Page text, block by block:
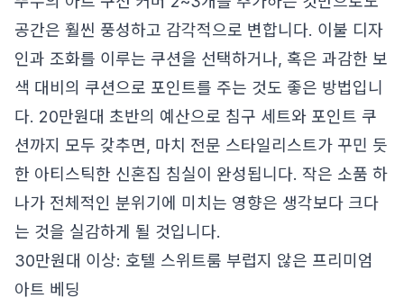
공간은 훨씬 풍성하고 감각적으로 변합니다. 이불 디자
인과 조화를 이루는 쿠션을 선택하거나, 혹은 과감한 보
색 대비의 쿠션으로 포인트를 주는 것도 좋은 방법입니
다. 20만원대 초반의 예산으로 침구 세트와 포인트 쿠
션까지 모두 갖추면, 마치 전문 스타일리스트가 꾸민 듯
한 아티스틱한 신혼집 침실이 완성됩니다. 작은 소품 하
나가 전체적인 분위기에 미치는 영향은 생각보다 크다
는 것을 실감하게 될 것입니다.
30만원대 이상: 호텔 스위트룸 부럽지 않은 프리미엄
아트 베딩